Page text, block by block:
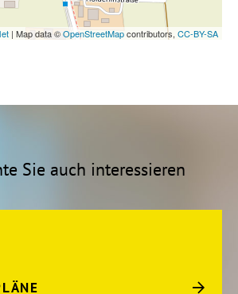
| Map data ©OpenStreetMapcontributors, CC-BY-SA
Sie auch interessieren